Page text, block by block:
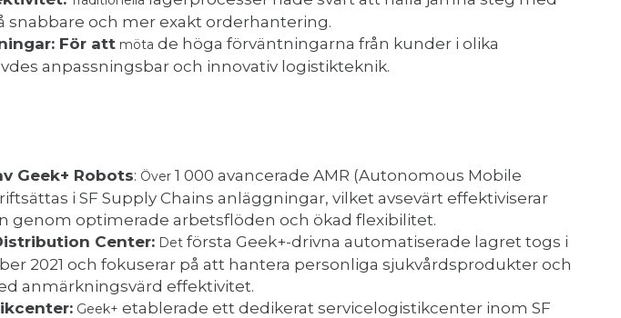
snabbare och mer exakt orderhantering.
För att möta de höga förväntningarna från kunder i olika
anpassningsbar och innovativ logistikteknik.
Geek+ Robots: Över 1 000 avancerade AMR (Autonomous Mobile
i SF Supply Chains anläggningar, vilket avsevärt effektiviserar
genom optimerade arbetsflöden och ökad flexibilitet.
Center: Det första Geek+-drivna automatiserade lagret togs i
2021 och fokuserar på att hantera personliga sjukvårdsprodukter och
anmärkningsvärd effektivitet.
Geek+ etablerade ett dedikerat servicelogistikcenter inom SF